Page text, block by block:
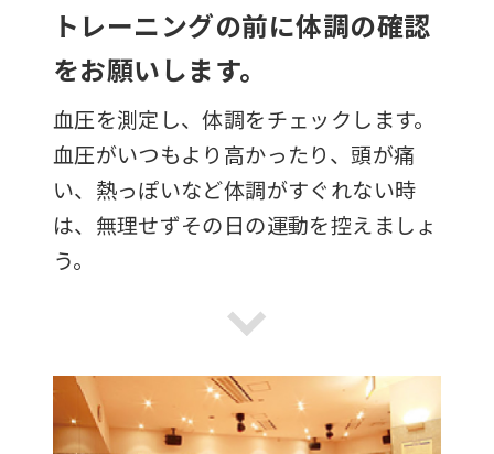
トレーニングの前に体調の確認
をお願いします。
血圧を測定し、体調をチェックします。
血圧がいつもより高かったり、頭が痛
い、熱っぽいなど体調がすぐれない時
は、無理せずその日の運動を控えましょ
う。